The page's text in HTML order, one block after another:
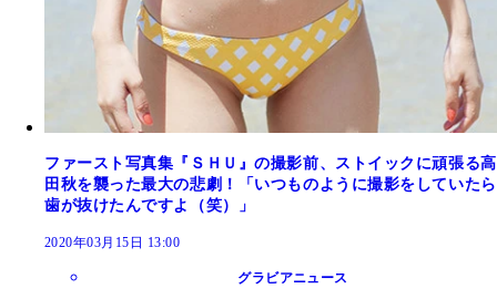
ファースト写真集『ＳＨＵ』の撮影前、ストイックに頑張る高
田秋を襲った最大の悲劇！「いつものように撮影をしていたら
歯が抜けたんですよ（笑）」
2020年03月15日 13:00
グラビアニュース